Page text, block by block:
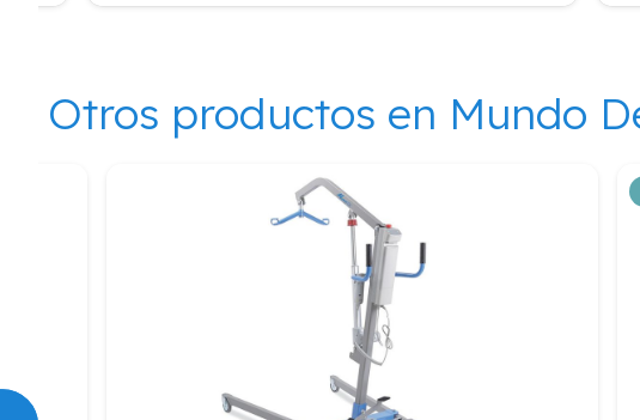
Otros productos en Mundo